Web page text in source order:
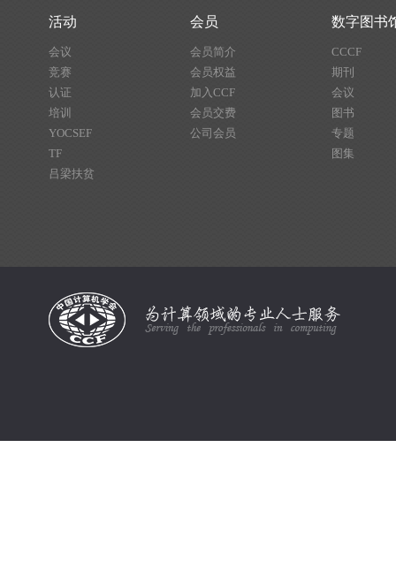
活动
会议
竞赛
认证
培训
YOCSEF
TF
吕梁扶贫
会员
会员简介
会员权益
加入CCF
会员交费
公司会员
数字图书
CCCF
期刊
会议
图书
专题
图集